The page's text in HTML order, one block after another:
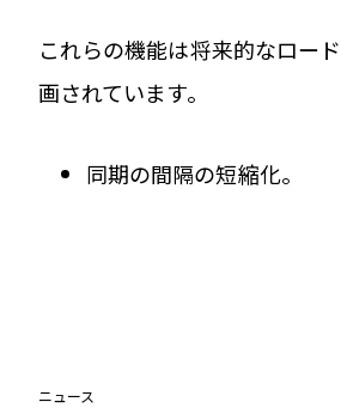
これらの機能は将来的なロー
画されています。
同期の間隔の短縮化。
ニュース